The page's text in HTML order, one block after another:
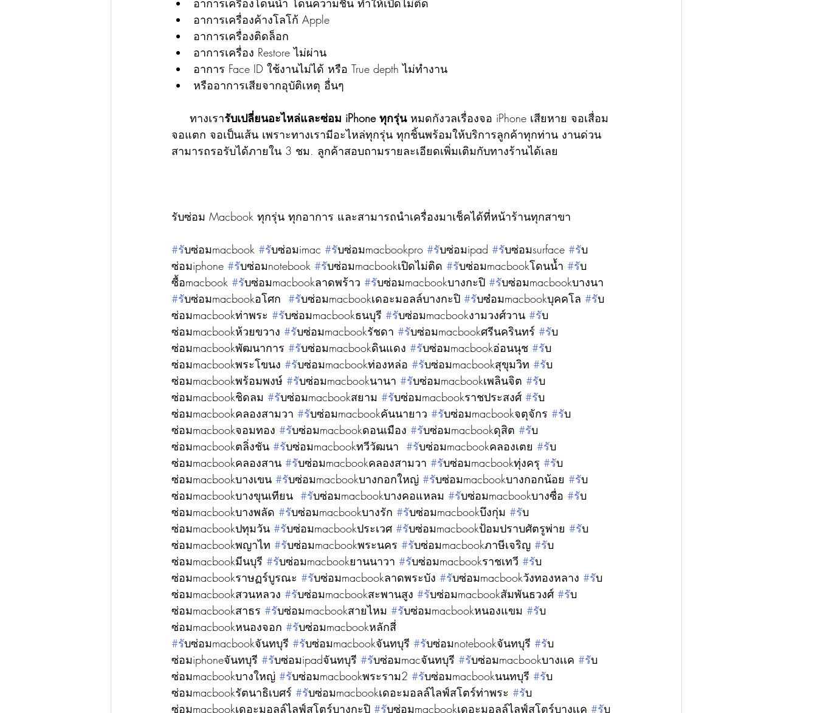
อาการเครื่องโดนน้ำ โดนความชื้น ทำให้เปิดไม่ติด
อาการเครื่องค้างโลโก้ Apple
อาการเครื่องติดล็อก
อาการเครื่อง Restore ไม่ผ่าน
อาการ Face ID ใช้งานไม่ได้ หรือ True depth ไม่ทำงาน
หรืออาการเสียจากอุบัติเหตุ อื่นๆ
     ทางเรา
รับเปลี่ยนอะไหล่และซ่อม iPhone ทุกรุ่น หมดกังวลเรื่องจอ iPhone เสียหาย จอเสื่อม
จอแตก จอเป็นเส้น เพราะทางเรามีอะไหล่ทุกรุ่น ทุกชิ้นพร้อมให้บริการลูกค้าทุกท่าน งานด่วน
สามารถรอรับได้ภายใน 3 ชม. ลูกค้าสอบถามรายละเอียดเพิ่มเติมกับทางร้านได้เลย
รับซ่อม Macbook ทุกรุ่น ทุกอาการ และสามารถนำเครื่องมาเช็คได้ที่หน้าร้านทุกสาขา
#รับซ่อมmacbook #รับซ่อมimac #รับซ่อมmacbookpro #รับซ่อมipad #รับซ่อมsurface #รับ
ซ่อมiphone #รับซ่อมnotebook #รับซ่อมmacbookเปิดไม่ติด #รับซ่อมmacbookโดนน้ำ #รับ
ซื้อmacbook #รับซ่อมmacbookลาดพร้าว #รับซ่อมmacbookบางกะปิ #รับซ่อมmacbookบางนา
#รับซ่อมmacbookอโศก #รับซ่อมmacbookเดอะมอลล์บางกะปิ #รับซ๋อมmacbookบุคคโล #รับ
ซ่อมmacbookท่าพระ #รับซ่อมmacbookธนบุรี #รับซ่อมmacbookงามวงศ์วาน #รับ
ซ่อมmacbookห้วยขวาง #รับซ่อมmacbookรัชดา #รับซ่อมmacbookศรีนครินทร์ #รับ
ซ่อมmacbookพัฒนาการ #รับซ่อมmacbookดินแดง #รับซ่อมmacbookอ่อนนุช #รับ
ซ่อมmacbookพระโขนง #รับซ่อมmacbookท่องหล่อ #รับซ่อมmacbookสุขุมวิท #รับ
ซ่อมmacbookพร้อมพงษ์ #รับซ่อมmacbookนานา #รับซ่อมmacbookเพลินจิต #รับ
ซ่อมmacbookชิดลม #รับซ่อมmacbookสยาม #รับซ่อมmacbookราชประสงศ์ #รับ
ซ่อมmacbookคลองสามวา #รับซ่อมmacbookคันนายาว #รับซ่อมmacbookจตุจักร #รับ
ซ่อมmacbookจอมทอง #รับซ่อมmacbookดอนเมือง #รับซ่อมmacbookดุสิต #รับ
ซ่อมmacbookตลิ่งชัน #รับซ่อมmacbookทวีวัฒนา #รับซ่อมmacbookคลองเตย #รับ
ซ่อมmacbookคลองสาน #รับซ่อมmacbookคลองสามวา #รับซ่อมmacbookทุ่งครุ #รับ
ซ่อมmacbookบางเขน #รับซ่อมmacbookบางกอกใหญ่ #รับซ่อมmacbookบางกอกน้อย #รับ
ซ่อมmacbookบางขุนเทียน #รับซ่อมmacbookบางคอแหลม #รับซ่อมmacbookบางซื่อ #รับ
ซ่อมmacbookบางพลัด #รับซ่อมmacbookบางรัก #รับซ่อมmacbookบึงกุ่ม #รับ
ซ่อมmacbookปทุมวัน #รับซ่อมmacbookประเวศ #รับซ่อมmacbookป้อมปราบศัตรูพ่าย #รับ
ซ่อมmacbookพญาไท #รับซ่อมmacbookพระนคร #รับซ่อมmacbookภาษีเจริญ #รับ
ซ่อมmacbookมีนบุรี #รับซ่อมmacbookยานนาวา #รับซ่อมmacbookราชเทวี #รับ
ซ่อมmacbookราษฏร์บูรณะ #รับซ่อมmacbookลาดพระบัง #รับซ่อมmacbookวังทองหลาง #รับ
ซ่อมmacbookสวนหลวง #รับซ่อมmacbookสะพานสูง #รับซ่อมmacbookสัมพันธวงศ์ #รับ
ซ่อมmacbookสาธร #รับซ่อมmacbookสายไหม #รับซ่อมmacbookหนองแขม #รับ
ซ่อมmacbookหนองจอก #รับซ่อมmacbookหลักสี่
#รับซ่อมmacbookจันทบุรี #รับซ่อมmacbookจันทบุรี #รับซ่อมnotebookจันทบุรี #รับ
ซ่อมiphoneจันทบุรี #รับซ่อมipadจันทบุรี #รับซ่อมmacจันทบุรี #รับซ่อมmacbookบางเเค #รับ
ซ่อมmacbookบางใหญ่ #รับซ่อมmacbookพระราม2 #รับซ่อมmacbookนนทบุรี #รับ
ซ่อมmacbookรัตนาธิเบศร์ #รับซ่อมmacbookเดอะมอลล์ไลฟ์สโตร์ท่าพระ #รับ
ซ่อมmacbookเดอะมอลล์ไลฟ์สโตร์บางกะปิ #รับซ่อมmacbookเดอะมอลล์ไลฟ์สโตร์บางเเค #รับ